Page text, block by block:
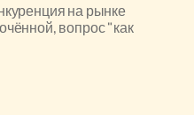
на рынке
вопрос "как